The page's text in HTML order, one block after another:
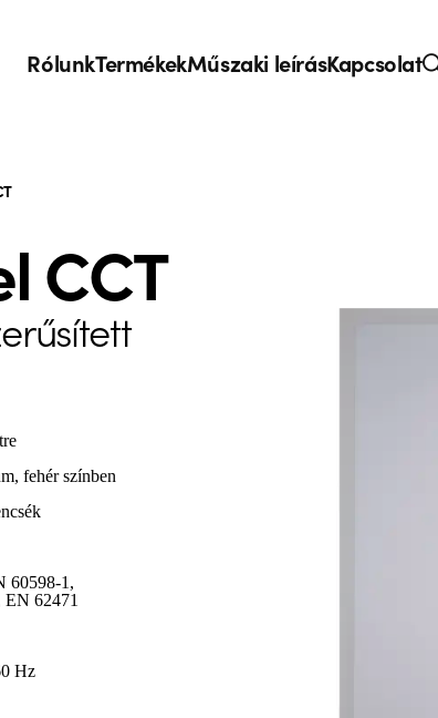
RólunkTermékekMűszaki leírásKapcsolat
CCT
fehér színben
1,
Hz